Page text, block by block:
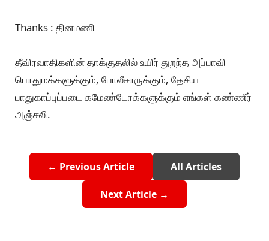
Thanks : தினமணி
தீவிரவாதிகளின் தாக்குதலில் உயிர் துறந்த அப்பாவி
பொதுமக்களுக்கும், போலீசாருக்கும், தேசிய
பாதுகாப்புப்படை கமேண்டோக்களுக்கும் எங்கள் கண்ணீர்
அஞ்சலி.
← Previous Article All Articles
Next Article →